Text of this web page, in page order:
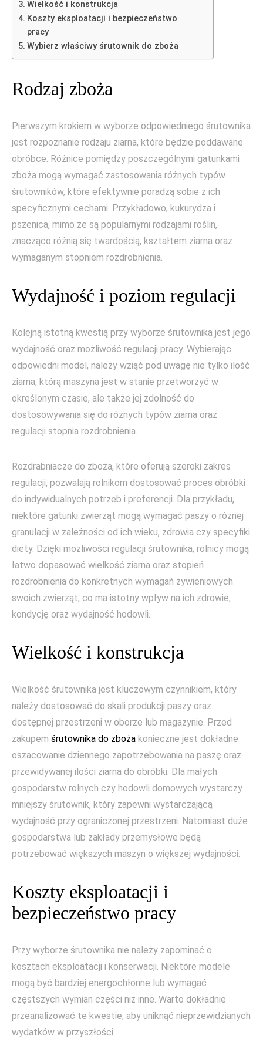
Wielkość i konstrukcja
Koszty eksploatacji i bezpieczeństwo
pracy
Wybierz właściwy śrutownik do zboża
Rodzaj zboża
Pierwszym krokiem w wyborze odpowiedniego śrutownika
jest rozpoznanie rodzaju ziarna, które będzie poddawane
obróbce. Różnice pomiędzy poszczególnymi gatunkami
zboża mogą wymagać zastosowania różnych typów
śrutowników, które efektywnie poradzą sobie z ich
specyficznymi cechami. Przykładowo, kukurydza i
pszenica, mimo że są popularnymi rodzajami roślin,
znacząco różnią się twardością, kształtem ziarna oraz
wymaganym stopniem rozdrobnienia.
Wydajność i poziom regulacji
Kolejną istotną kwestią przy wyborze śrutownika jest jego
wydajność oraz możliwość regulacji pracy. Wybierając
odpowiedni model, należy wziąć pod uwagę nie tylko ilość
ziarna, którą maszyna jest w stanie przetworzyć w
określonym czasie, ale także jej zdolność do
dostosowywania się do różnych typów ziarna oraz
regulacji stopnia rozdrobnienia.
Rozdrabniacze do zboża, które oferują szeroki zakres
regulacji, pozwalają rolnikom dostosować proces obróbki
do indywidualnych potrzeb i preferencji. Dla przykładu,
niektóre gatunki zwierząt mogą wymagać paszy o różnej
granulacji w zależności od ich wieku, zdrowia czy specyfiki
diety. Dzięki możliwości regulacji śrutownika, rolnicy mogą
łatwo dopasować wielkość ziarna oraz stopień
rozdrobnienia do konkretnych wymagań żywieniowych
swoich zwierząt, co ma istotny wpływ na ich zdrowie,
kondycję oraz wydajność hodowli.
Wielkość i konstrukcja
Wielkość śrutownika jest kluczowym czynnikiem, który
należy dostosować do skali produkcji paszy oraz
dostępnej przestrzeni w oborze lub magazynie. Przed
zakupem śrutownika do zboża konieczne jest dokładne
oszacowanie dziennego zapotrzebowania na paszę oraz
przewidywanej ilości ziarna do obróbki. Dla małych
gospodarstw rolnych czy hodowli domowych wystarczy
mniejszy śrutownik, który zapewni wystarczającą
wydajność przy ograniczonej przestrzeni. Natomiast duże
gospodarstwa lub zakłady przemysłowe będą
potrzebować większych maszyn o większej wydajności.
Koszty eksploatacji i
bezpieczeństwo pracy
Przy wyborze śrutownika nie należy zapominać o
kosztach eksploatacji i konserwacji. Niektóre modele
mogą być bardziej energochłonne lub wymagać
częstszych wymian części niż inne. Warto dokładnie
przeanalizować te kwestie, aby uniknąć nieprzewidzianych
wydatków w przyszłości.